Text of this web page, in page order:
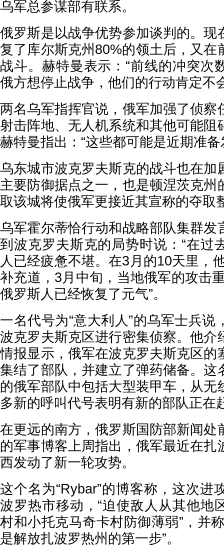
乌军总参谋部有联系。
俄罗斯是以战争优势参加谈判的。现
复了库尔斯克州80%的领土后，又在
战斗。赫特曼表示：“前线的冲突次
俄方想停止战争，他们的行动肯定不
两名乌军指挥官说，俄军加强了侦察
射击阵地、无人机系统和其他可能阻
赫特曼指出：“这些都可能是近期准
乌东城市波克罗夫斯克的战斗也在加
主要防御据点之一，也是顿涅茨克州
取该城将使俄军更接近其宣称的夺取
乌军霍尔蒂恰行动和战略部队集群发
到波克罗夫斯克的局势时说：“在过
人已经疲惫不堪。在3月的10天里，
补充道，3月中旬，当地俄军的攻击
俄罗斯人已经恢复了元气”。
一名代号为“意大利人”的乌军士兵说
波克罗夫斯克区进行密集侦察。他介
情报显示，俄军在波克罗夫斯克区的
集结了部队，并建立了弹药储备。这
的俄军部队中包括大型装甲车，从无
多新的呼叫代号表明有新的部队正在
在更远的南方，俄罗斯国防部新闻处
的军事博客上周指出，俄军最近在扎
西发动了新一轮攻势。
这个名为“Rybar”的博客称，这次进
波罗热市移动，“迫使敌人从其他地
村和小托克马奇卡村防御薄弱”，并
是解放扎波罗热州的第一步”。